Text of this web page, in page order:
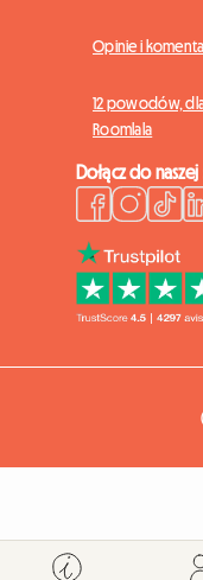
Opinie i
12 powodów,
Roomlala
Dołącz do